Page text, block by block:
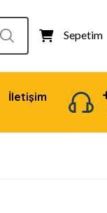
Sepetim
İletişim